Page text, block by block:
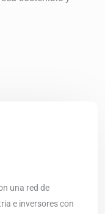
una red de
e inversores con